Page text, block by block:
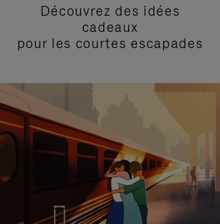
Découvrez des idées
cadeaux
pour les courtes escapades